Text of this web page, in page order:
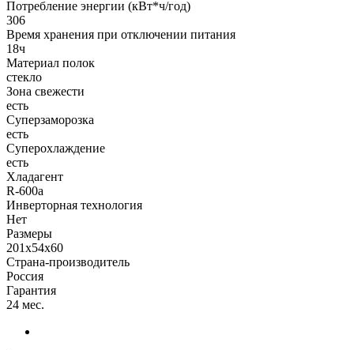
Потребление энергии (кВт*ч/год)
306
Время хранения при отключении питания
18ч
Материал полок
стекло
Зона свежести
есть
Суперзаморозка
есть
Суперохлаждение
есть
Хладагент
R-600a
Инверторная технология
Нет
Размеры
201x54x60
Страна-производитель
Россия
Гарантия
24 мес.